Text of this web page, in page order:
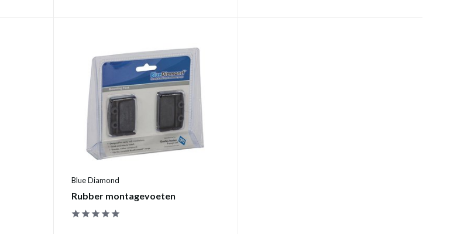
Blue Diamond
Rubber montagevoeten